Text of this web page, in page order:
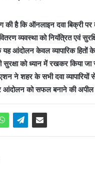
है कि ऑनलाइन दवा बिक्री पर
व्यवस्था को नियंत्रित एवं
यह आंदोलन केवल व्यापारिक हितों
को ध्यान में रखकर किया
ने शहर के सभी दवा
आंदोलन को सफल बनाने की अपील